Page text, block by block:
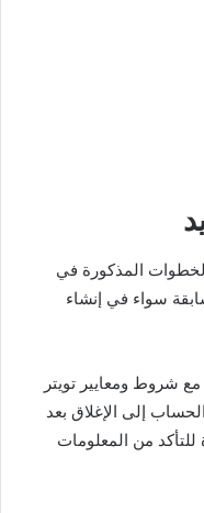
المذكورة في
سواء في إنشاء
شروط ومعايير تويتر
إلى الإغلاق بعد
من المعلومات